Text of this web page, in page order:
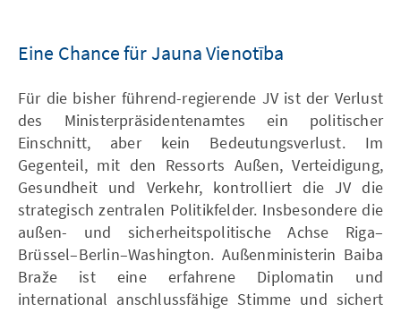
Eine Chance für Jauna Vienotība
Für die bisher führend-regierende JV ist der Verlust
des Ministerpräsidentenamtes ein politischer
Einschnitt, aber kein Bedeutungsverlust. Im
Gegenteil, mit den Ressorts Außen, Verteidigung,
Gesundheit und Verkehr, kontrolliert die JV die
strategisch zentralen Politikfelder. Insbesondere die
außen- und sicherheitspolitische Achse Riga–
Brüssel–Berlin–Washington. Außenministerin Baiba
Braže ist eine erfahrene Diplomatin und
international anschlussfähige Stimme und sichert